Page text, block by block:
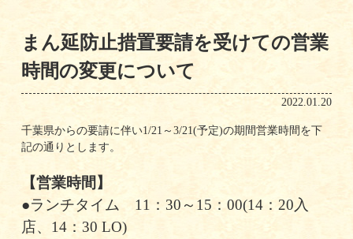
まん延防止措置要請を受けての営業
時間の変更について
2022.01.20
千葉県からの要請に伴い1/21～3/21(予定)の期間営業時間を下
記の通りとします。
【営業時間】
●ランチタイム 11：30～15：00(14：20入
店、14：30 LO)